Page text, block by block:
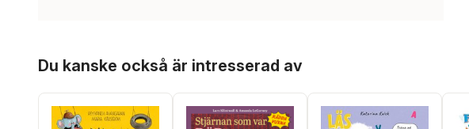
Du kanske också är intresserad av